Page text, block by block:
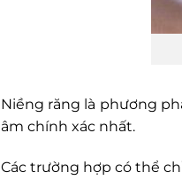
Niềng răng là phương
âm chính xác nhất.
Các trường hợp có thể